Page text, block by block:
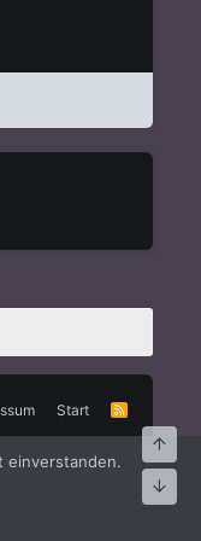
Start
R
S
einverstanden.
Oben